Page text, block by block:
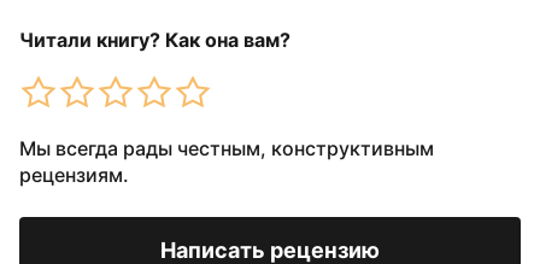
Читали книгу? Как она вам?
Мы всегда рады честным, конструктивным
рецензиям.
Написать рецензию